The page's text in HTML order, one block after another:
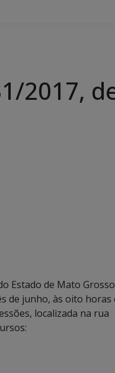
2017,
Estado de Mato Grosso
de junho, às oito horas
localizada na rua